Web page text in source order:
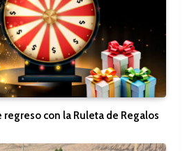
con la Ruleta de Regalos